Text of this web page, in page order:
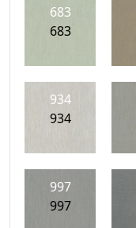
683
683
934
934
997
997